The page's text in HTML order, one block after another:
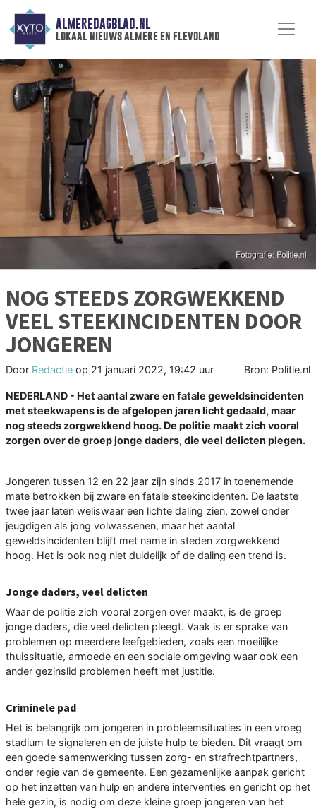
ALMEREDAGBLAD.NL
lokaal nieuws almere en flevoland
NOG STEEDS ZORGWEKKEND
VEEL STEEKINCIDENTEN DOOR
JONGEREN
Door Redactie op 21 januari 2022, 19:42 uur Bron: Politie.nl
NEDERLAND - Het aantal zware en fatale geweldsincidenten
met steekwapens is de afgelopen jaren licht gedaald, maar
nog steeds zorgwekkend hoog. De politie maakt zich vooral
zorgen over de groep jonge daders, die veel delicten plegen.
Jongeren tussen 12 en 22 jaar zijn sinds 2017 in toenemende
mate betrokken bij zware en fatale steekincidenten. De laatste
twee jaar laten weliswaar een lichte daling zien, zowel onder
jeugdigen als jong volwassenen, maar het aantal
geweldsincidenten blijft met name in steden zorgwekkend
hoog. Het is ook nog niet duidelijk of de daling een trend is.
Jonge daders, veel delicten
Waar de politie zich vooral zorgen over maakt, is de groep
jonge daders, die veel delicten pleegt. Vaak is er sprake van
problemen op meerdere leefgebieden, zoals een moeilijke
thuissituatie, armoede en een sociale omgeving waar ook een
ander gezinslid problemen heeft met justitie.
Criminele pad
Het is belangrijk om jongeren in probleemsituaties in een vroeg
stadium te signaleren en de juiste hulp te bieden. Dit vraagt om
een goede samenwerking tussen zorg- en strafrechtpartners,
onder regie van de gemeente. Een gezamenlijke aanpak gericht
op het inzetten van hulp en andere interventies en gericht op het
hele gezin, is nodig om deze kleine groep jongeren van het